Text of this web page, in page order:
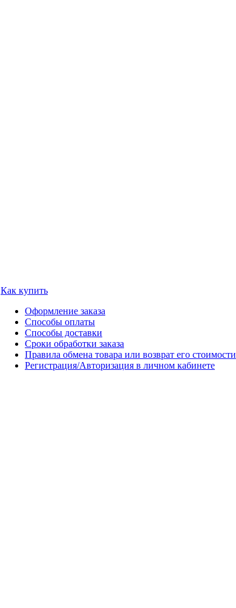
Как купить
Оформление заказа
Способы оплаты
Способы доставки
Сроки обработки заказа
Правила обмена товара или возврат его стоимости
Регистрация/Авторизация в личном кабинете